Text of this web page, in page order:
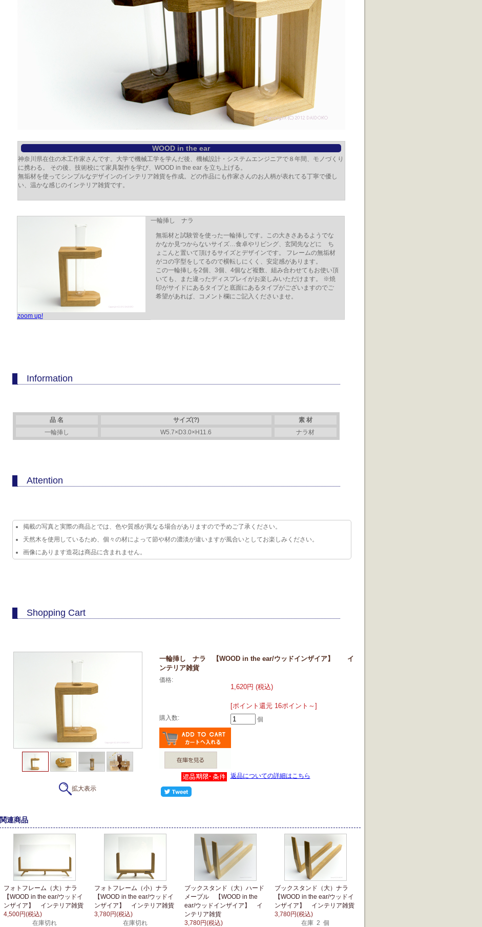
WOOD in the ear
神奈川県在住の木工作家さんです。大学で機械工学を学んだ後、機械設計・システムエンジニアで８年間、モノづくり
に携わる。 その後、技術校にて家具製作を学び、WOOD in the ear を立ち上げる。
無垢材を使ってシンプルなデザインのインテリア雑貨を作成。どの作品にも作家さんのお人柄が表れてる丁寧で優し
い、温かな感じのインテリア雑貨です。
zoom up!
一輪挿し ナラ
無垢材と試験管を使った一輪挿しです。この大きさあるようでな
かなか見つからないサイズ…食卓やリビング、玄関先などに ち
ょこんと置いて頂けるサイズとデザインです。 フレームの無垢材
がコの字型をしてるので横転しにくく、安定感があります。
この一輪挿しを2個、3個、4個など複数、組み合わせてもお使い頂
いても、また違ったディスプレイがお楽しみいただけます。 ※焼
印がサイドにあるタイプと底面にあるタイプがございますのでご
希望があれば、コメント欄にご記入くださいませ。
Information
品 名 サイズ(?)
素 材
一輪挿し
W5.7×D3.0×H11.6 ナラ材
Attention
掲載の写真と実際の商品とでは、色や質感が異なる場合がありますので予めご了承ください。
天然木を使用しているため、個々の材によって節や材の濃淡が違いますが風合いとしてお楽しみください。
画像にあります造花は商品に含まれません。
Shopping Cart
拡大表示
一輪挿し ナラ 【WOOD in the ear/ウッドインザイア】 イ
ンテリア雑貨
価格:
1,620円 (税込)
[ポイント還元 16ポイント～]
購入数: 個
返品についての詳細はこちら
関連商品
フォトフレーム（大）ナラ
【WOOD in the ear/ウッドイ
ンザイア】 インテリア雑貨
4,500円(税込)
在庫切れ
フォトフレーム（小）ナラ
【WOOD in the ear/ウッドイ
ンザイア】 インテリア雑貨
3,780円(税込)
在庫切れ
ブックスタンド（大）ハード
メープル 【WOOD in the
ear/ウッドインザイア】 イ
ンテリア雑貨
3,780円(税込)
ブックスタンド（大）ナラ
【WOOD in the ear/ウッドイ
ンザイア】 インテリア雑貨
3,780円(税込)
在庫 2 個